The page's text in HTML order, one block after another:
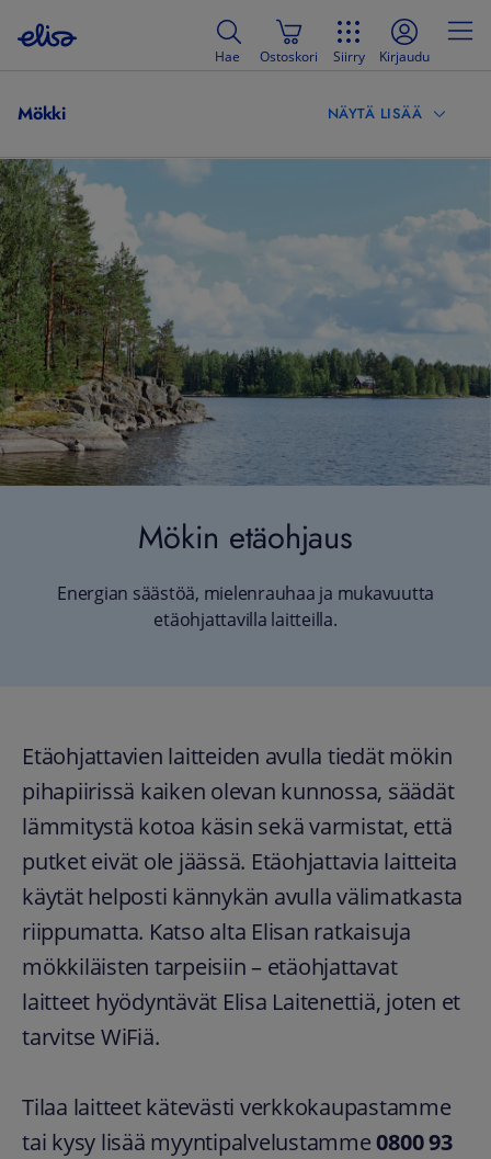
Hae Ostoskori Siirry Kirjaudu
Mökki NÄYTÄ LISÄÄ
Mökin etäohjaus
Energian säästöä, mielenrauhaa ja mukavuutta
etäohjattavilla laitteilla.
Etäohjattavien laitteiden avulla tiedät mökin
pihapiirissä kaiken olevan kunnossa, säädät
lämmitystä kotoa käsin sekä varmistat, että
putket eivät ole jäässä. Etäohjattavia laitteita
käytät helposti kännykän avulla välimatkasta
riippumatta. Katso alta Elisan ratkaisuja
mökkiläisten tarpeisiin – etäohjattavat
laitteet hyödyntävät Elisa Laitenettiä, joten et
tarvitse WiFiä.
Tilaa laitteet kätevästi verkkokaupastamme
tai kysy lisää myyntipalvelustamme0800 93